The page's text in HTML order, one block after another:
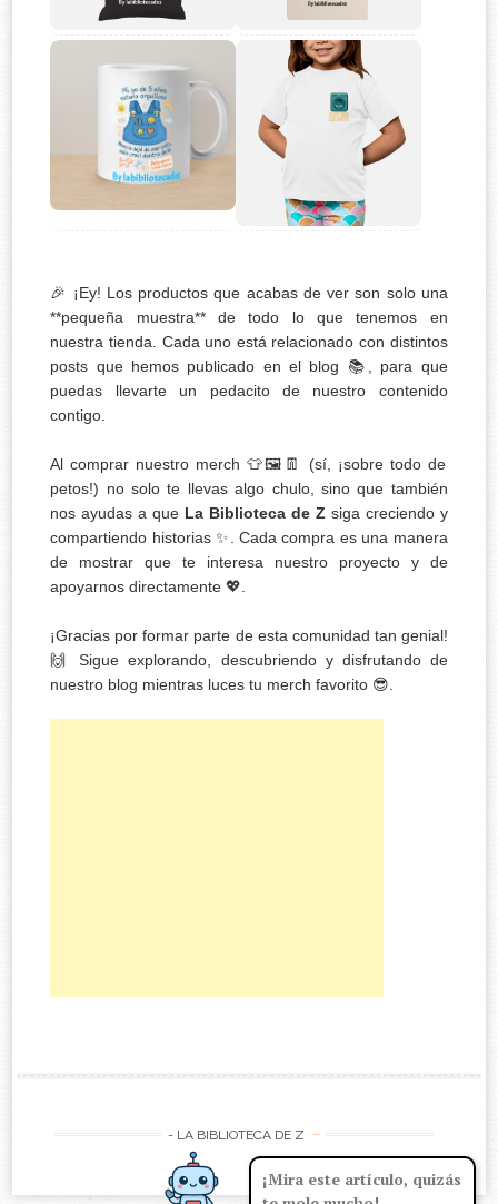
¡Mira este artículo, quizás
🎉 ¡Ey! Los productos que acabas de ver son solo una
**pequeña muestra** de todo lo que tenemos en
nuestra tienda. Cada uno está relacionado con distintos
posts que hemos publicado en el blog 📚, para que
puedas llevarte un pedacito de nuestro contenido
contigo.
Al comprar nuestro merch 👕🖼️👖 (sí, ¡sobre todo de
petos!) no solo te llevas algo chulo, sino que también
nos ayudas a que La Biblioteca de Z siga creciendo y
compartiendo historias ✨. Cada compra es una manera
de mostrar que te interesa nuestro proyecto y de
apoyarnos directamente 💖.
¡Gracias por formar parte de esta comunidad tan genial!
🙌 Sigue explorando, descubriendo y disfrutando de
nuestro blog mientras luces tu merch favorito 😎.
- LA BIBLIOTECA DE Z -